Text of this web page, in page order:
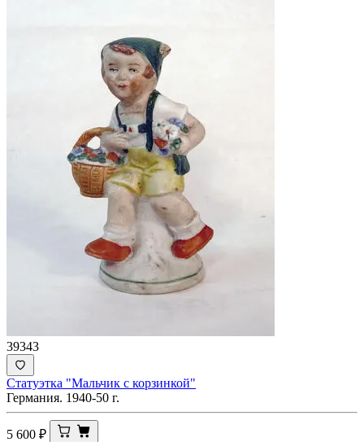
39343
Статуэтка "Мальчик с корзинкой"
Германия. 1940-50 г.
5 600 ₽